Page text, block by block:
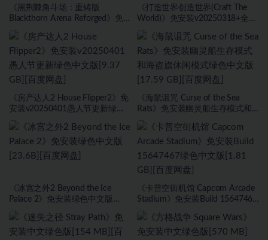
《黑荆棘角斗场：重铸版
Blackthorn Arena Reforged》免
文版[30.98 GB][百度网盘]
《打造世界创造世界(Craft The
World)》免安装v20250318+全
盘]
《房产达人2 House Flipper2》免
安装v20250401愚人节更新绿色
《海鼠诅咒 Curse of the Sea
Rats》免安装幽灵船生存模式和
GB][百度网盘]
《冰宫之外2 Beyond the Ice
Palace 2》免安装绿色中文版
《卡普空街机馆 Capcom Arcade
Stadium》免安装Build 15647467